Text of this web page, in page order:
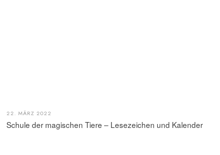
22. MÄRZ 2022
Schule der magischen Tiere – Lesezeichen und Kalender